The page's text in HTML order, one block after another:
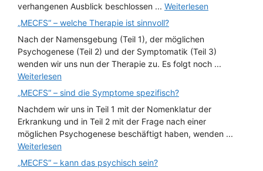
verhangenen Ausblick beschlossen ... Weiterlesen
„MECFS“ – welche Therapie ist sinnvoll?
Nach der Namensgebung (Teil 1), der möglichen
Psychogenese (Teil 2) und der Symptomatik (Teil 3)
wenden wir uns nun der Therapie zu. Es folgt noch ...
Weiterlesen
„MECFS“ – sind die Symptome spezifisch?
Nachdem wir uns in Teil 1 mit der Nomenklatur der
Erkrankung und in Teil 2 mit der Frage nach einer
möglichen Psychogenese beschäftigt haben, wenden ...
Weiterlesen
„MECFS“ – kann das psychisch sein?